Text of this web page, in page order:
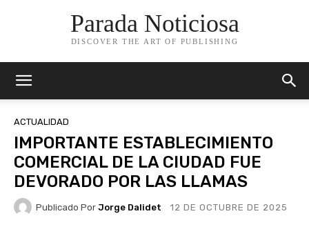
Parada Noticiosa
DISCOVER THE ART OF PUBLISHING
ACTUALIDAD
IMPORTANTE ESTABLECIMIENTO
COMERCIAL DE LA CIUDAD FUE
DEVORADO POR LAS LLAMAS
Publicado Por Jorge Dalidet 12 DE OCTUBRE DE 2025